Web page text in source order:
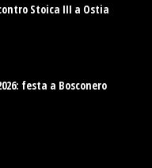
Stoica III a Ostia
festa a Bosconero